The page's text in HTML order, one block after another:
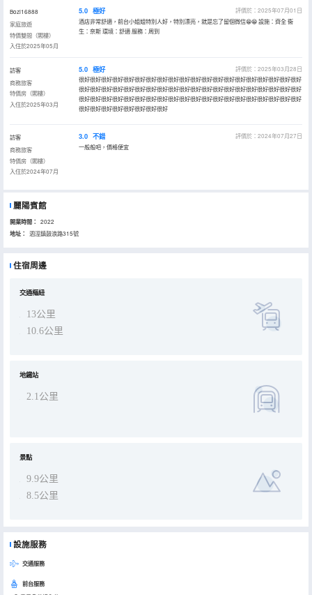
Bozi16888
家庭旅遊
特價雙間（閣樓）
入住於2025年05月
5.0 極好
評價於：2025年07月01日
酒店非常舒適，前台小姐姐特別人好，特別漂亮，就是忘了留個微信😁😁 設施：齊全 衞
生：奈斯 環境：舒適 服務：周到
訪客
商務旅客
特價房（閣樓）
入住於2025年03月
5.0 極好
評價於：2025年03月28日
很好很好很好很好很好很好很好很好很好很好很好很好很好很好很好很好很好很好很好很好
很好很好很好很好很好很好很好很好很好很好很好很好很好很好很好很好很好很好很好很好
很好很好很好很好很好很好很好很好很好很好很好很好很好很好很好很好很好很好很好很好
很好很好很好很好很好很好很好很好
訪客
商務旅客
特價房（閣樓）
入住於2024年07月
3.0 不錯
評價於：2024年07月27日
一般般吧，價格便宜
麗陽賓館
開業時間： 2022
地址： 泗涇鎮鼓浪路315號
住宿周邊
交通樞紐
13公里
10.6公里
地鐵站
2.1公里
景點
9.9公里
8.5公里
設施服務
交通服務
前台服務